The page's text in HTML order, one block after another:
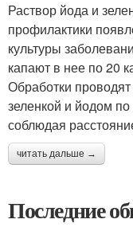
Раствор йода и
профилактики
культуры
капают в нее по 20
Обработки
зеленкой и йодом
соблюдая
читать дальше →
Последние